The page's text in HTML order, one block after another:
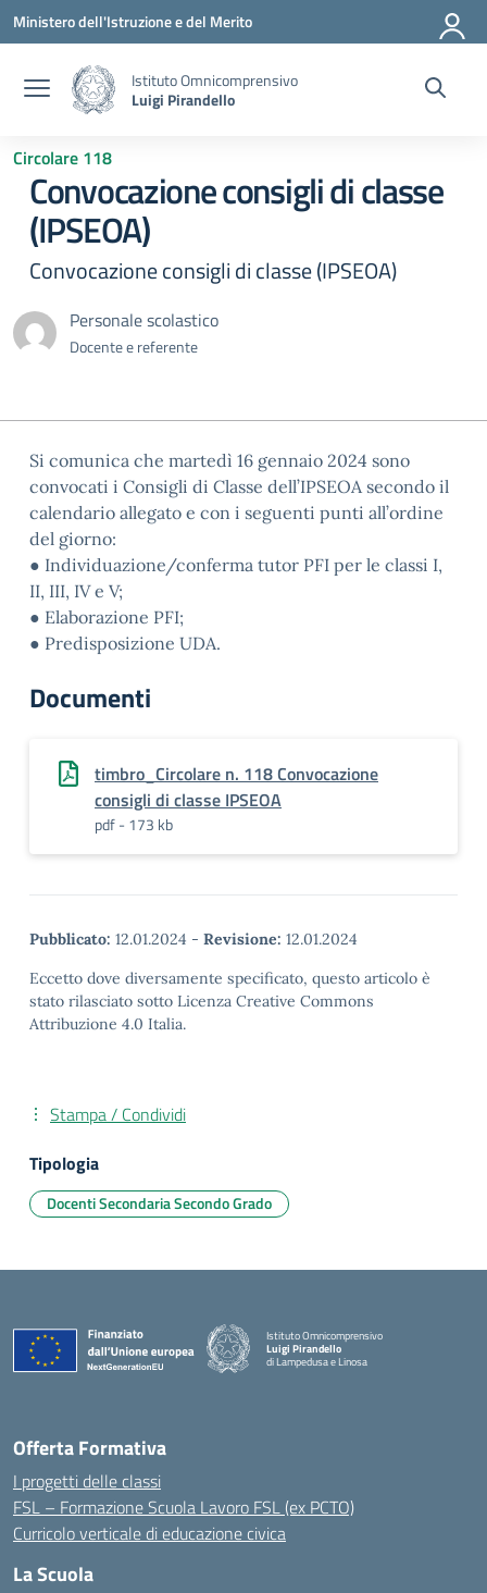
Vai ai contenuti
Vai al menu di navigazione
Vai al footer
Ministero dell'Istruzione e del Merito
Istituto Omnicomprensivo
Luigi Pirandello
Circolare 118
Convocazione consigli di classe
(IPSEOA)
Convocazione consigli di classe (IPSEOA)
Personale scolastico
Docente e referente
Si comunica che martedì 16 gennaio 2024 sono
convocati i Consigli di Classe dell’IPSEOA secondo il
calendario allegato e con i seguenti punti all’ordine
del giorno:
● Individuazione/conferma tutor PFI per le classi I,
II, III, IV e V;
● Elaborazione PFI;
● Predisposizione UDA.
Documenti
timbro_Circolare n. 118 Convocazione
consigli di classe IPSEOA
pdf - 173 kb
Pubblicato: 12.01.2024 - Revisione: 12.01.2024
Eccetto dove diversamente specificato, questo articolo è
stato rilasciato sotto Licenza Creative Commons
Attribuzione 4.0 Italia.
Stampa / Condividi
Tipologia
Docenti Secondaria Secondo Grado
Istituto Omnicomprensivo
Luigi Pirandello
di Lampedusa e Linosa
Offerta Formativa
I progetti delle classi
FSL – Formazione Scuola Lavoro FSL (ex PCTO)
Curricolo verticale di educazione civica
La Scuola